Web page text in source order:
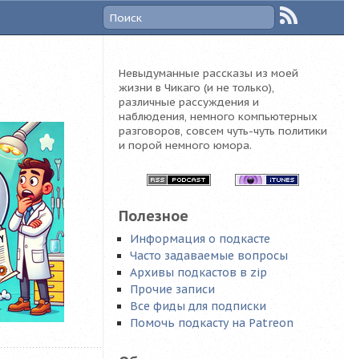
Невыдуманные рассказы из моей
жизни в Чикаго (и не только),
различные рассуждения и
наблюдения, немного компьютерных
разговоров, совсем чуть-чуть политики
и порой немного юмора.
Полезное
Информация о подкасте
Часто задаваемые вопросы
Архивы подкастов в zip
Прочие записи
Все фиды для подписки
Помочь подкасту на Patreon